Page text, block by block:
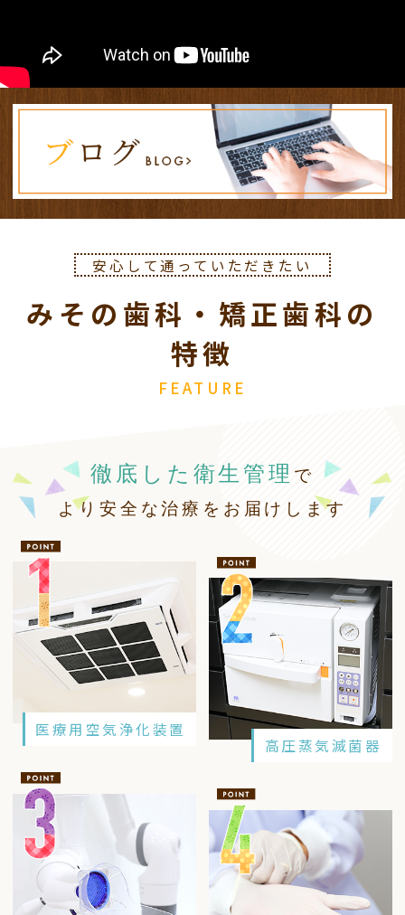
2026.03.13
３月２０日（金）は祝日のため休診となりま
振替診療として１９日（木）が診療日となりま
す。
お間違えないようよろしくお願いします。
2026.02.11
２月１１日（水）、２３日（月）は祝日のため
休診 となります。
１２日（木）、２６日（木）は
となります。
安心して通っていただきたい
みその歯科・矯正歯科の
特徴
FEATURE
徹底した衛生管理 で
より安全な治療をお届けします
医療用空気浄化装置
高圧蒸気滅菌器